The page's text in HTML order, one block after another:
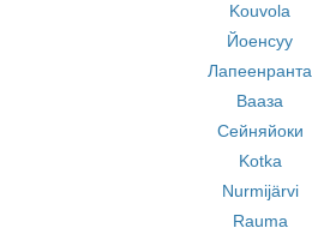
Kouvola
Йоенсуу
Лапеенранта
Вааза
Сейняйоки
Kotka
Nurmijärvi
Rauma